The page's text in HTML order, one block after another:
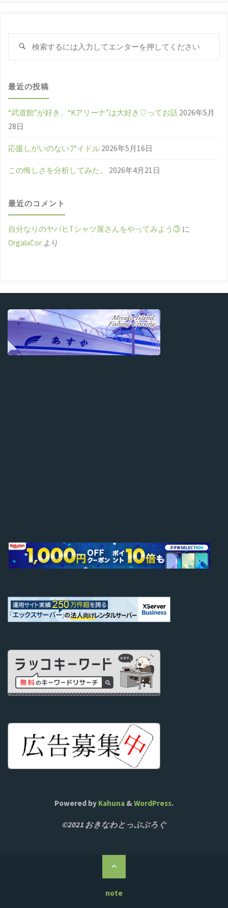
検
最近の投稿
“武道館”が好き、“Kアリーナ”は大好き♡ってお話 2026年5月
28日
応援しがいのないアイドル 2026年5月16日
この悔しさを分析してみた。 2026年4月21日
最近のコメント
自分なりのヤバヒTシャツ屋さんをやってみよう③ に
OrgalaCor より
Powered by Kahuna &WordPress.
©2021 おきなわとっぷぶろぐ
note
ト
ッ
プ